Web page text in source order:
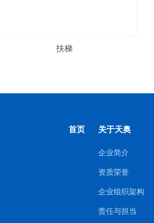
扶梯
首页 关于天奥
企业简介
资质荣誉
企业组织架构
责任与担当